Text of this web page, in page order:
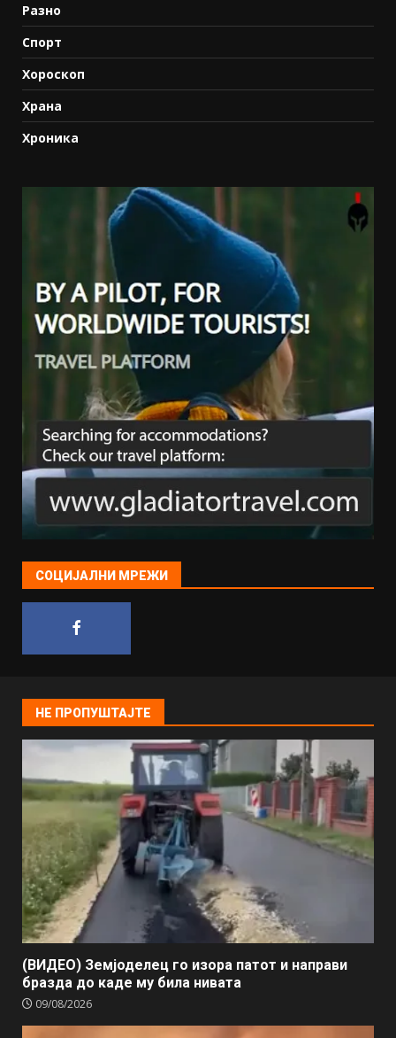
Разно
Спорт
Хороскоп
Храна
Хроника
СОЦИЈАЛНИ МРЕЖИ
НЕ ПРОПУШТАЈТЕ
(ВИДЕО) Земјоделец го изора патот и направи
бразда до каде му била нивата
09/08/2026